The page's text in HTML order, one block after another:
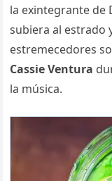
la exintegrante de
subiera al estrado
estremecedores
Cassie Ventura
la música.